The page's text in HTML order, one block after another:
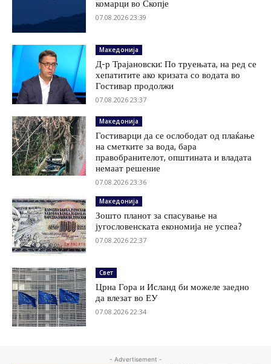
комарци во Скопје
07.08.2026 23:39
Македонија
Д-р Трајановски: По труењата, на ред се
хепатитите ако кризата со водата во
Гостивар продолжи
07.08.2026 23:37
Македонија
Гостиварци да се ослободат од плаќање
на сметките за вода, бара
правобранителот, општината и владата
немаат решение
07.08.2026 23:36
Македонија
Зошто планот за спасување на
југословенската економија не успеа?
07.08.2026 22:37
Свет
Црна Гора и Исланд би можеле заедно
да влезат во ЕУ
07.08.2026 22:34
- Advertisement -